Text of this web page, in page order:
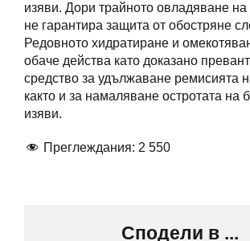
изяви. Дори трайното овладяване на
не гарантира защита от обостряне
Редовното хидратиране и
обаче действа като доказано
средство за удължаване ремисията
както и за намаляване остротата на
изяви.
Преглеждания: 2 550
Сподели в ...